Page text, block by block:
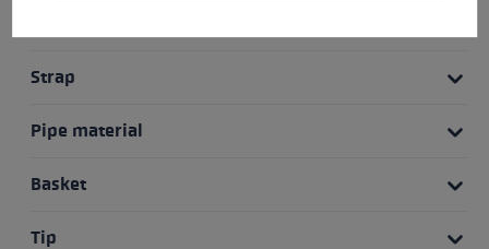
Strap
Pipe material
Basket
Tip